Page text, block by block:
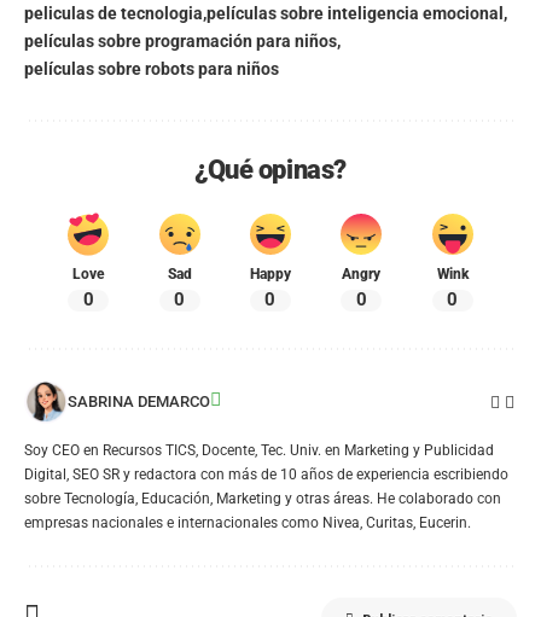
peliculas de tecnologia películas sobre inteligencia emocional
películas sobre programación para niños
películas sobre robots para niños
¿Qué opinas?
Love
0
Sad
0
Happy
0
Angry
0
Wink
0
SABRINA DEMARCO
Soy CEO en Recursos TICS, Docente, Tec. Univ. en Marketing y Publicidad
Digital, SEO SR y redactora con más de 10 años de experiencia escribiendo
sobre Tecnología, Educación, Marketing y otras áreas. He colaborado con
empresas nacionales e internacionales como Nivea, Curitas, Eucerin.